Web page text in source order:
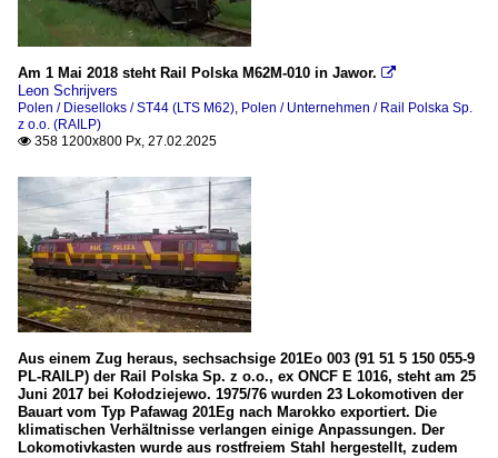
Am 1 Mai 2018 steht Rail Polska M62M-010 in Jawor. 
Leon Schrijvers
Polen / Dieselloks / ST44 (LTS M62), Polen / Unternehmen / Rail Polska Sp.
z o.o. (RAILP)
 358 1200x800 Px, 27.02.2025
Aus einem Zug heraus, sechsachsige 201Eo 003 (91 51 5 150 055-9
PL-RAILP) der Rail Polska Sp. z o.o., ex ONCF E 1016, steht am 25
Juni 2017 bei Kołodziejewo. 1975/76 wurden 23 Lokomotiven der
Bauart vom Typ Pafawag 201Eg nach Marokko exportiert. Die
klimatischen Verhältnisse verlangen einige Anpassungen. Der
Lokomotivkasten wurde aus rostfreiem Stahl hergestellt, zudem